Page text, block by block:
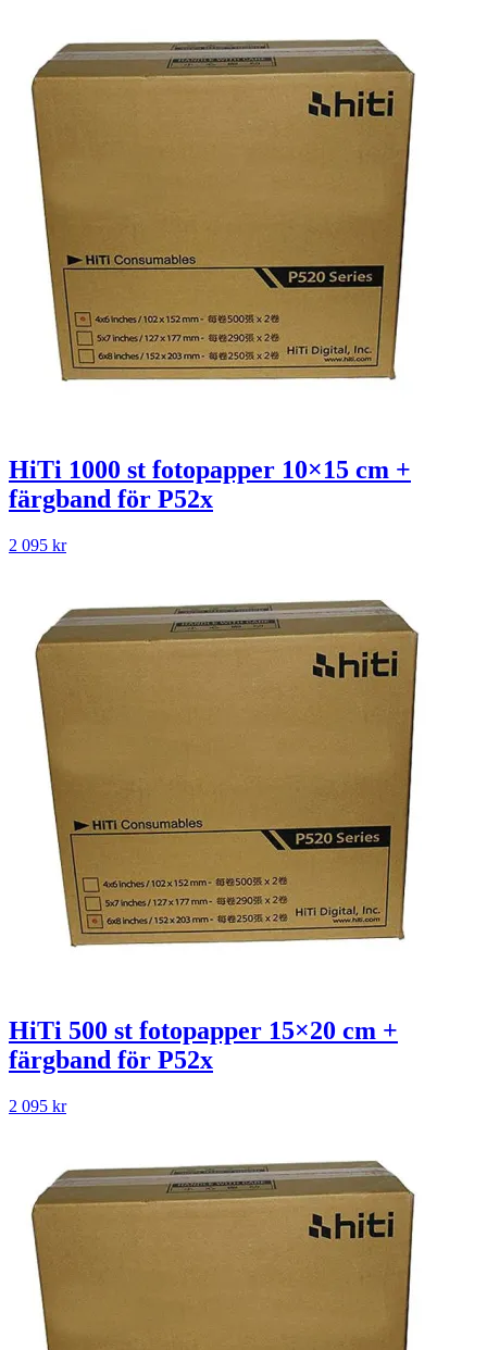
HiTi 1000 st fotopapper 10×15 cm +
färgband för P52x
2 095 kr
HiTi 500 st fotopapper 15×20 cm +
färgband för P52x
2 095 kr